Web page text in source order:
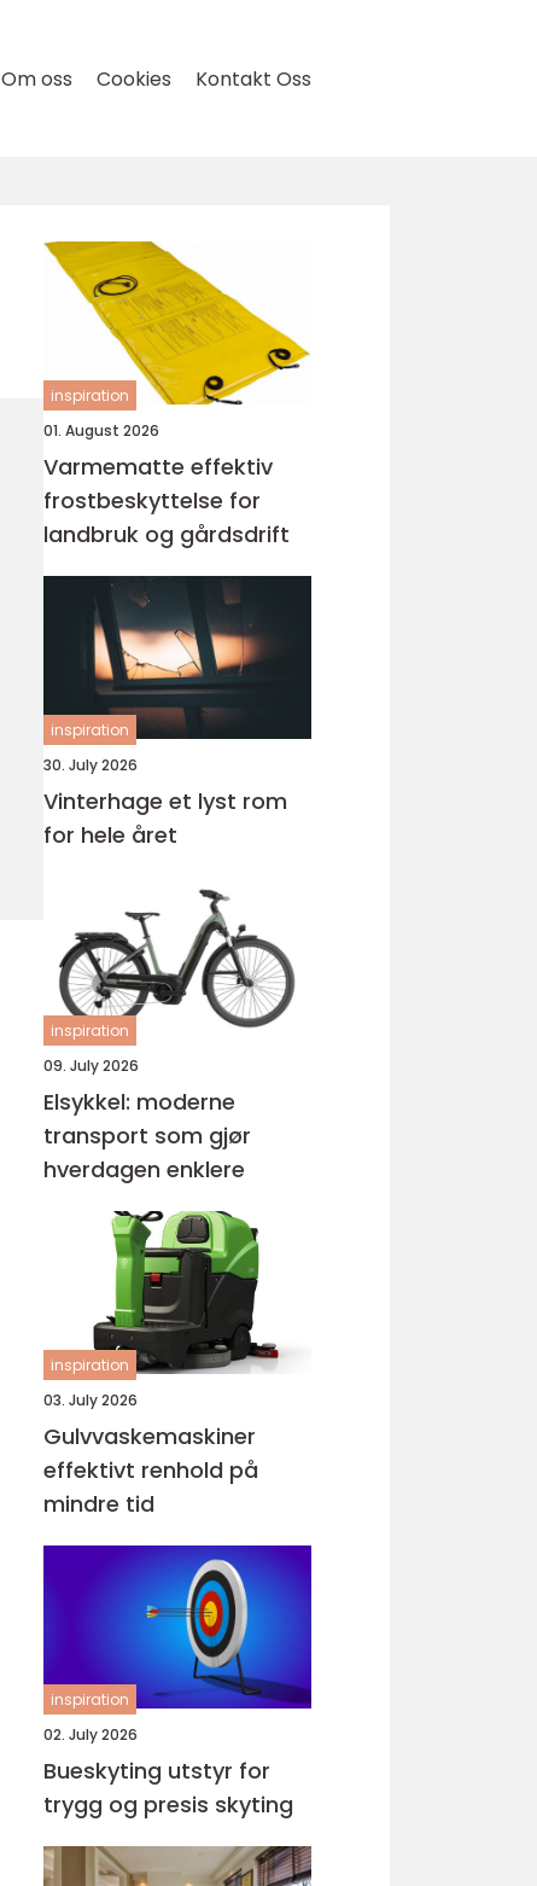
Om oss Cookies Kontakt Oss
inspiration
01. August 2026
Varmematte effektiv
frostbeskyttelse for
landbruk og gårdsdrift
inspiration
30. July 2026
Vinterhage et lyst rom
for hele året
inspiration
09. July 2026
Elsykkel: moderne
transport som gjør
hverdagen enklere
inspiration
03. July 2026
Gulvvaskemaskiner
effektivt renhold på
mindre tid
inspiration
02. July 2026
Bueskyting utstyr for
trygg og presis skyting